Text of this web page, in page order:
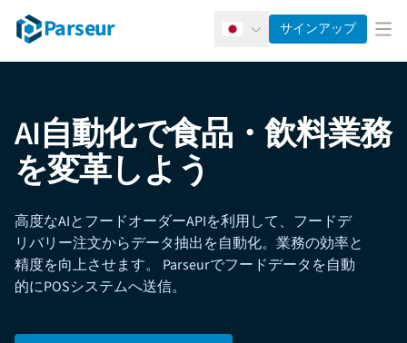
Parseur 日本語サインアップ メ
AI自動化で食品・飲料業務
を変革しよう
高度なAIとフードオーダーAPIを利用して、フードデ
リバリー注文からデータ抽出を自動化。業務の効率と
精度を向上させます。 Parseurでフードデータを自動
的にPOSシステムへ送信。